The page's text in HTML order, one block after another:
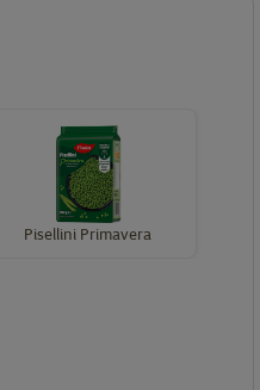
Pisellini Primavera